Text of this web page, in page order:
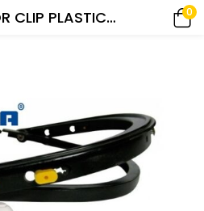
ADAPTADOR CLIP PLASTICO P/CASCO (GA-13T) ASTARA 0